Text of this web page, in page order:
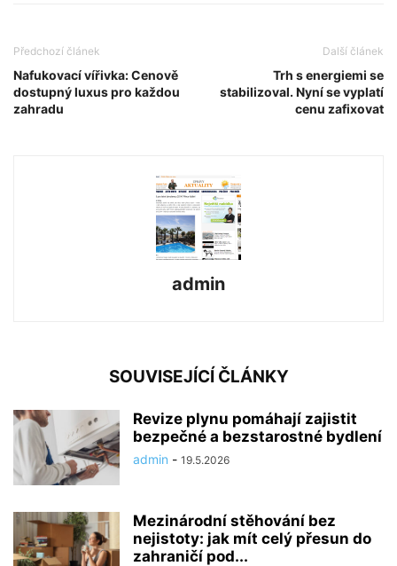
Předchozí článek
Nafukovací vířivka: Cenově
dostupný luxus pro každou
zahradu
Další článek
Trh s energiemi se
stabilizoval. Nyní se vyplatí
cenu zafixovat
admin
SOUVISEJÍCÍ ČLÁNKY
Revize plynu pomáhají zajistit
bezpečné a bezstarostné bydlení
admin - 19.5.2026
Mezinárodní stěhování bez
nejistoty: jak mít celý přesun do
zahraničí pod...